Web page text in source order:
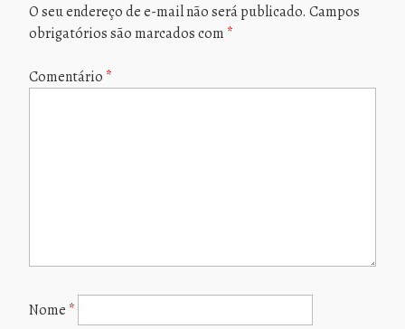
O seu endereço de e-mail não será publicado. Campos
obrigatórios são marcados com *
Comentário *
Nome *